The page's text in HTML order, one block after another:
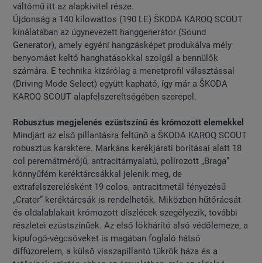
váltómű itt az alapkivitel része.
Újdonság a 140 kilowattos (190 LE) ŠKODA KAROQ SCOUT
kínálatában az úgynevezett hanggenerátor (Sound
Generator), amely egyéni hangzásképet produkálva mély
benyomást keltő hanghatásokkal szolgál a bennülők
számára. E technika kizárólag a menetprofil választással
(Driving Mode Select) együtt kapható, így már a ŠKODA
KAROQ SCOUT alapfelszereltségében szerepel.
Robusztus megjelenés ezüstszínű és krómozott elemekkel
Mindjárt az első pillantásra feltűnő a ŠKODA KAROQ SCOUT
robusztus karaktere. Markáns kerékjárati borításai alatt 18
col peremátmérőjű, antracitárnyalatú, polírozott „Braga”
könnyűfém keréktárcsákkal jelenik meg, de
extrafelszerelésként 19 colos, antracitmetál fényezésű
„Crater” keréktárcsák is rendelhetők. Miközben hűtőrácsát
és oldalablakait krómozott díszlécek szegélyezik, további
részletei ezüstszínűek. Az első lökhárító alsó védőlemeze, a
kipufogó-végcsöveket is magában foglaló hátsó
diffúzorelem, a külső visszapillantó tükrök háza és a